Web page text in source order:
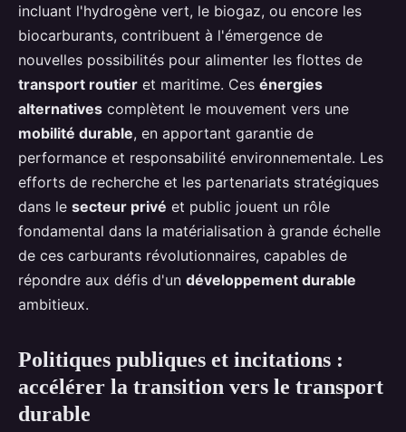
incluant l'hydrogène vert, le biogaz, ou encore les
biocarburants, contribuent à l'émergence de
nouvelles possibilités pour alimenter les flottes de
transport routier et maritime. Ces énergies
alternatives complètent le mouvement vers une
mobilité durable, en apportant garantie de
performance et responsabilité environnementale. Les
efforts de recherche et les partenariats stratégiques
dans le secteur privé et public jouent un rôle
fondamental dans la matérialisation à grande échelle
de ces carburants révolutionnaires, capables de
répondre aux défis d'un développement durable
ambitieux.
Politiques publiques et incitations :
accélérer la transition vers le transport
durable